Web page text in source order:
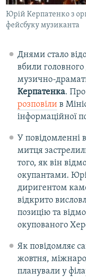
Юрій Керпатенко з
фейсбуку музиканта
Днями стало
вбили
музично-
Керпатенка. Про
розповілив
інформаційної
У повідомленні
митця
того, як він
окупантами.
диригентом
відкрито
позицію та
окупованого
Як повідомляє
жовтня,
планували у